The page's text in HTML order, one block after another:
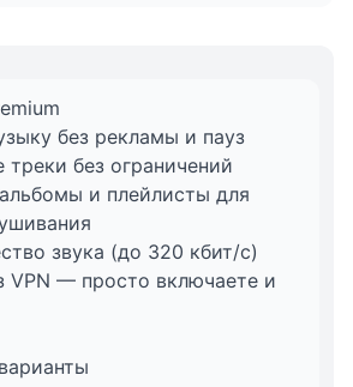
без рекламы и пауз
треки без ограничений
и плейлисты для
звука (до 320 кбит/с)
VPN — просто включаете и